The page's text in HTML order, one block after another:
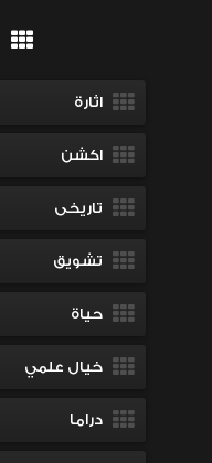
اثارة
اكشن
تاريخى
تشويق
حياة
خيال علمي
دراما